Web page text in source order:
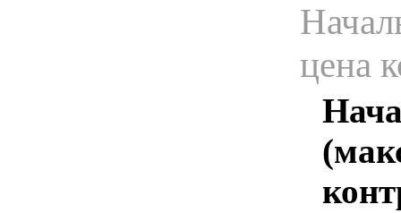
цена